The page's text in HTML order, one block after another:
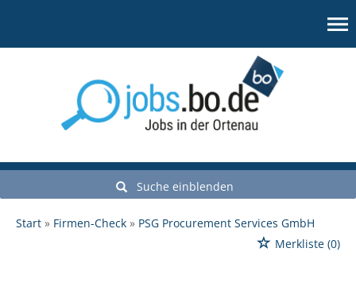
Suche einblenden
Start Firmen-Check
PSG Procurement Services GmbH
Merkliste (0)